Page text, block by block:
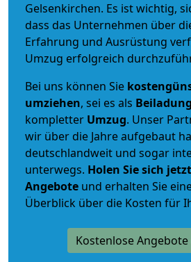
Gelsenkirchen. Es ist wichtig,
dass das Unternehmen über
Erfahrung und Ausrüstung
Umzug erfolgreich
Bei uns können Sie
umziehen, sei es als Beiladung
kompletter Umzug. Unser
wir über die Jahre aufgebaut
deutschlandweit und sogar
unterwegs. Holen Sie sich
Angebote und erhalten Sie
Überblick über die Kosten für
Kostenlose